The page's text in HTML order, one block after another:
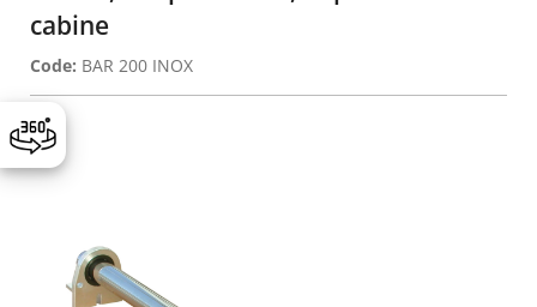
cabine
Code: BAR 200 INOX